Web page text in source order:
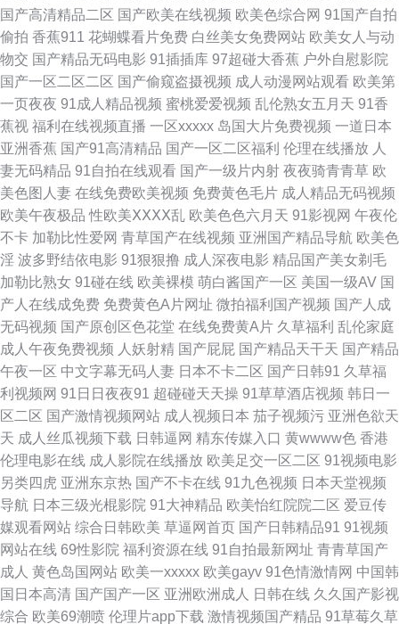
三区分类视频 99在线视频免费观 97影院福利 日本黄色高清视频 999玖玫资
源网 芒果影院在线观看 亚洲欧美日韩一级在线 国产精品欧美区 日本综合精
品一区 91视频18网站 久国产久国产久久久 亚洲第四页 高清精品一区 91精
品免费视 欧美日韩操逼片 主播AV在线观看 含蓄免费网站推荐 我的小后妈高
清观看中文 成全动漫视频在线观看免费 欧美日韩群交 宅男视频 国产真实伦
在线观看 泰国视频 肏屄视频福利社 欧美a级片 影音先锋鲁鲁 国产日本在线
播放 色五月天网站 99热网 免费看美女的隐私视频 亚洲唯美精品综合 国产人
成综合精品亚洲 日韩一级欧 www天天色com 免费观看污污视频 亚洲怡春院
国产精品综合亚洲 日韩人妻在线专区 97熟女资源站 玖草资源在线 亚洲第七
页国产 国产av性爱网 全网最新电影 最新福利在线 激情av自拍 我和岳乱妇三
级3 成人午夜免费一区二区 欧美无砖专区 在线一区免费视频播放 久草姿源站
亚洲a级一片 国产99久久久国产精品免费看 日本a∨精品一区 午夜免费视频
日本不卡不码高清视频 好男人在线视频 国产刮毛在线观看 免费网站看 成全
国产高清精品二区 国产欧美在线视频 欧美色综合网 91国产自拍
偷拍 香蕉911 花蝴蝶看片免费 白丝美女免费网站 欧美女人与动
物交 国产精品无码电影 91插插库 97超碰大香蕉 户外自慰影院
国产一区二区二区 国产偷窥盗摄视频 成人动漫网站观看 欧美第
一页夜夜 91成人精品视频 蜜桃爱爱视频 乱伦熟女五月天 91香
蕉视 福利在线视频直播 一区xxxxx 岛国大片免费视频 一道日本
亚洲香蕉 国产91高清精品 国产一区二区福利 伦理在线播放 人
妻无码精品 91自拍在线观看 国产一级片内射 夜夜骑青青草 欧
美色图人妻 在线免费欧美视频 免费黄色毛片 成人精品无码视频
欧美午夜极品 性欧美ⅩⅩⅩⅩ乱 欧美色色六月天 91影视网 午夜伦
不卡 加勒比性爱网 青草国产在线视频 亚洲国产精品导航 欧美色
淫 波多野结依电影 91狠狠撸 成人深夜电影 精品国产美女剃毛
加勒比熟女 91碰在线 欧美裸模 萌白酱国产一区 美国一级AV 国
产人在线成免费 免费黄色A片网址 微拍福利国产视频 国产人成
无码视频 国产原创区色花堂 在线免费黄A片 久草福利 乱伦家庭
成人午夜免费视频 人妖射精 国产屁屁 国产精品天干天 国产精品
午夜一区 中文字幕无码人妻 日本不卡二区 国产日韩91 久草福
利视频网 91日日夜夜91 超碰碰天天操 91草草酒店视频 韩日一
区二区 国产激情视频网站 成人视频日本 茄子视频污 亚洲色欲天
天 成人丝瓜视频下载 日韩逼网 精东传媒入口 黄wwww色 香港
伦理电影在线 成人影院在线播放 欧美足交一区二区 91视频电影
另类四虎 亚洲东京热 国产不卡在线 91九色视频 日本天堂视频
导航 日本三级光棍影院 91大神精品 欧美怡红院院二区 爱豆传
媒观看网站 综合日韩欧美 草逼网首页 国产日韩精品91 91视频
网站在线 69性影院 福利资源在线 91自拍最新网址 青青草国产
成人 黄色岛国网站 欧美一xxxxx 欧美gayv 91色情激情网 中国韩
国日本高清 国产国产一区 亚洲欧洲成人 日韩在线 久久国产影视
综合 欧美69潮喷 伦理片app下载 激情视频国产精品 91草莓久草